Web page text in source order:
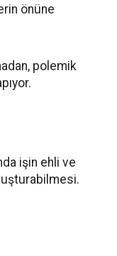
önüne
polemik
işin ehli ve